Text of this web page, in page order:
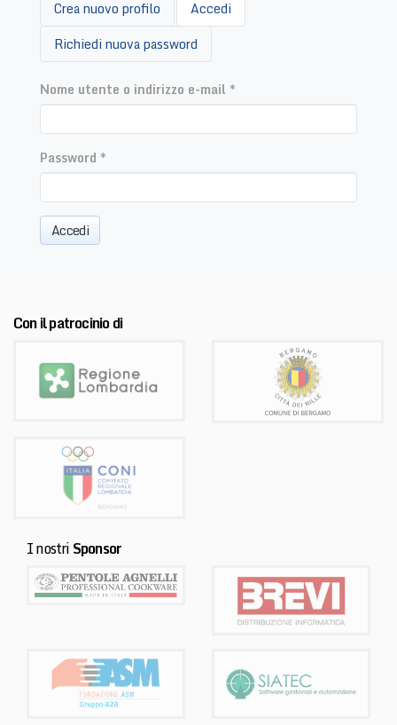
primarie
Crea nuovo profilo Accedi
attiva)
Richiedi nuova password
Nome utente o indirizzo e-mail *
Password *
Accedi
Con il patrocinio di
I nostriSponsor